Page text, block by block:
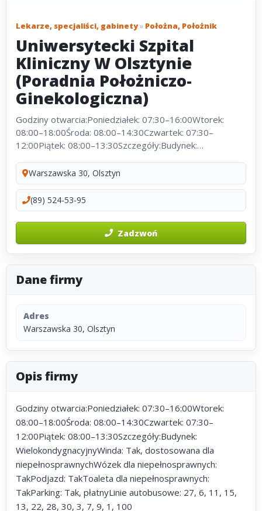
Lekarze, specjaliści, gabinety» Położna, Położnik
Uniwersytecki Szpital
Kliniczny W Olsztynie
(Poradnia Położniczo-
Ginekologiczna)
Godziny otwarcia:Poniedziałek: 07:30–16:00Wtorek:
08:00–18:00Środa: 08:00–14:30Czwartek: 07:30–
12:00Piątek: 08:00–13:30Szczegóły:Budynek:
niepełnosprawnychWózek dla niepełnosprawnych:...
Warszawska 30, Olsztyn
(89) 524-53-95
Zadzwoń
Dane firmy
Adres
Warszawska 30, Olsztyn
Opis firmy
Godziny otwarcia:Poniedziałek: 07:30–16:00Wtorek:
08:00–18:00Środa: 08:00–14:30Czwartek: 07:30–
12:00Piątek: 08:00–13:30Szczegóły:Budynek:
WielokondygnacyjnyWinda: Tak, dostosowana dla
niepełnosprawnychWózek dla niepełnosprawnych:
TakPodjazd: TakToaleta dla niepełnosprawnych:
TakParking: Tak, płatnyLinie autobusowe: 27, 6, 11, 15,
13, 22, 28, 30, 3, 7, 9, 1, 100